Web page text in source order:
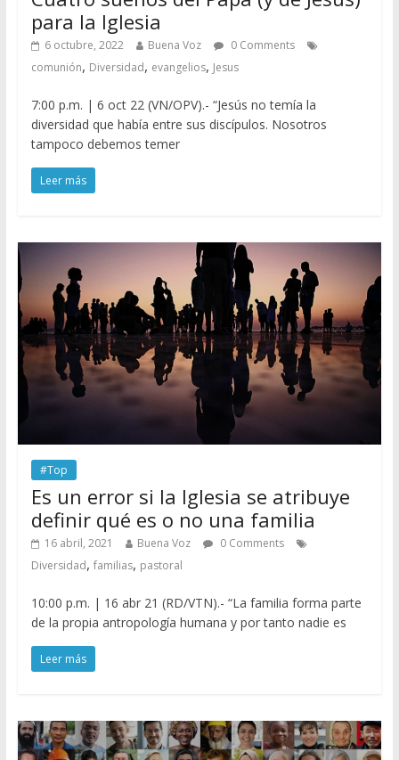
para la Iglesia
6 octubre, 2022 Buena Voz
0 Comments
comunión, Diversidad, evangelios, Jesus
7:00 p.m. | 6 oct 22 (VN/OPV).- “Jesús no temía la
diversidad que había entre sus discípulos. Nosotros
tampoco debemos temer
Leer más
#Top
Es un error si la Iglesia se atribuye
definir qué es o no una familia
16 abril, 2021 Buena Voz
0 Comments
Diversidad, familias, pastoral
10:00 p.m. | 16 abr 21 (RD/VTN).- “La familia forma parte
de la propia antropología humana y por tanto nadie es
Leer más